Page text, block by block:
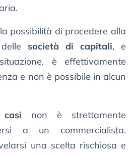
possibilità di procedere alla
società di capitali, e
è effettivamente
e non è possibile in alcun
non è strettamente
a un commercialista.
una scelta rischiosa e